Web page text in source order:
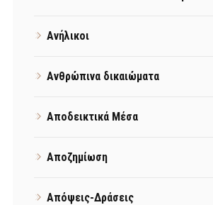
Ανήλικοι
Ανθρώπινα δικαιώματα
Αποδεικτικά Μέσα
Αποζημίωση
Απόψεις-Δράσεις